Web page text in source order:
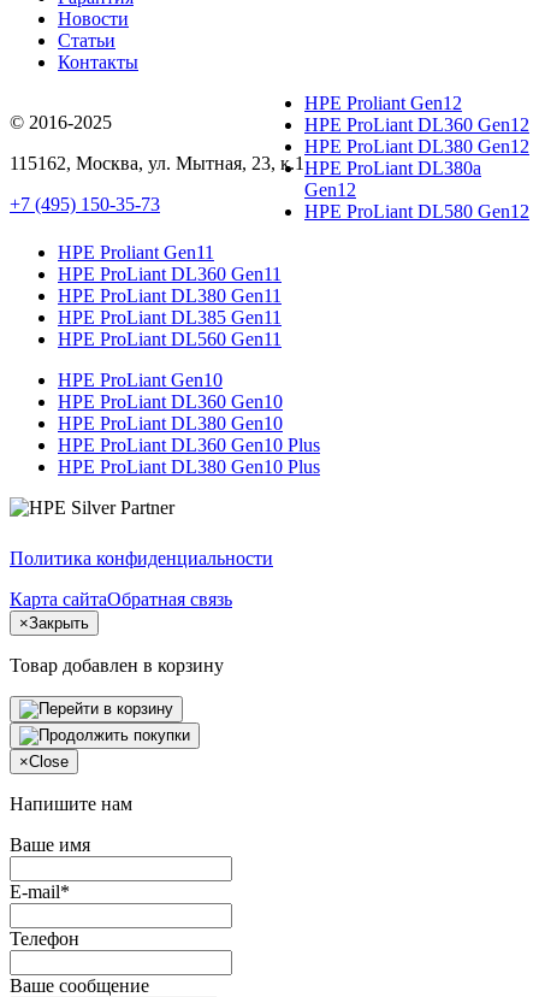
Новости
Статьи
Контакты
© 2016-2025
115162, Москва, ул. Мытная, 23, к.1
+7 (495) 150-35-73
HPE Proliant Gen12
HPE ProLiant DL360 Gen12
HPE ProLiant DL380 Gen12
HPE ProLiant DL380a
Gen12
HPE ProLiant DL580 Gen12
HPE Proliant Gen11
HPE ProLiant DL360 Gen11
HPE ProLiant DL380 Gen11
HPE ProLiant DL385 Gen11
HPE ProLiant DL560 Gen11
HPE ProLiant Gen10
HPE ProLiant DL360 Gen10
HPE ProLiant DL380 Gen10
HPE ProLiant DL360 Gen10 Plus
HPE ProLiant DL380 Gen10 Plus
Политика конфиденциальности
Карта сайтаОбратная связь
×Закрыть
Товар добавлен в корзину
×Close
Напишите нам
Ваше имя
E-mail*
Телефон
Ваше сообщение